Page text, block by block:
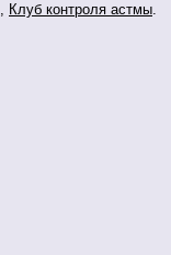
, Клуб контроля астмы.